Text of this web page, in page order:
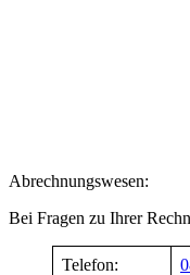
Abrechnungswesen:
Bei Fragen zu Ihrer
Telefon: